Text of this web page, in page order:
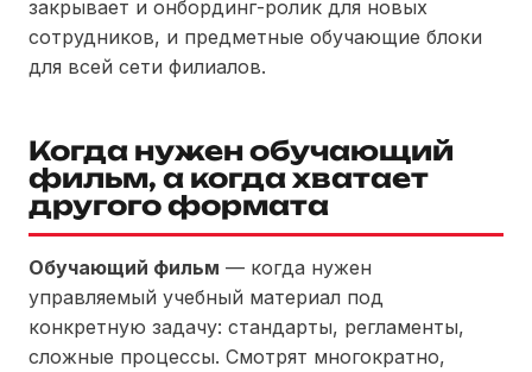
закрывает и онбординг-ролик для новых
сотрудников, и предметные обучающие блоки
для всей сети филиалов.
Когда нужен обучающий
фильм, а когда хватает
другого формата
Обучающий фильм — когда нужен
управляемый учебный материал под
конкретную задачу: стандарты, регламенты,
сложные процессы. Смотрят многократно,